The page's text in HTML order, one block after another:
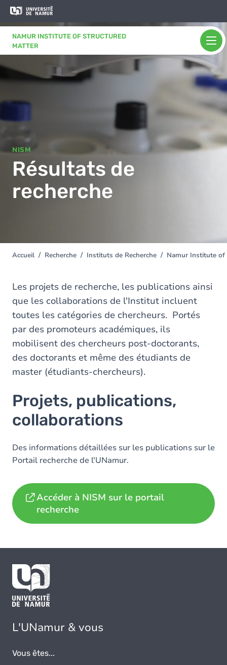
Aller au contenu principal
NAMUR INSTITUTE OF STRUCTURED
MATTER
Aller
principal
NISM
Résultats de
recherche
You
here
Accueil Recherche Instituts de Recherche Namur Institute
Les projets de recherche, les publications ainsi
que les collaborations de l'Institut incluent
toutes les catégories de chercheurs. Portés
par des promoteurs académiques, ils
mobilisent des chercheurs post-doctorants,
des doctorants et même des étudiants de
master (étudiants-chercheurs).
Projets, publications,
collaborations
Des informations détaillées sur les publications sur le
Portail recherche de l'UNamur.
Accéder à NISM sur le portail
recherche
L'UNamur & vous
Vous êtes...